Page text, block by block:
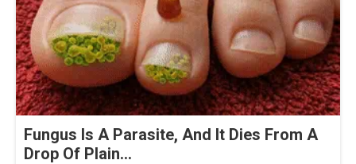
Fungus Is A Parasite, And It Dies From A
Drop Of Plain...